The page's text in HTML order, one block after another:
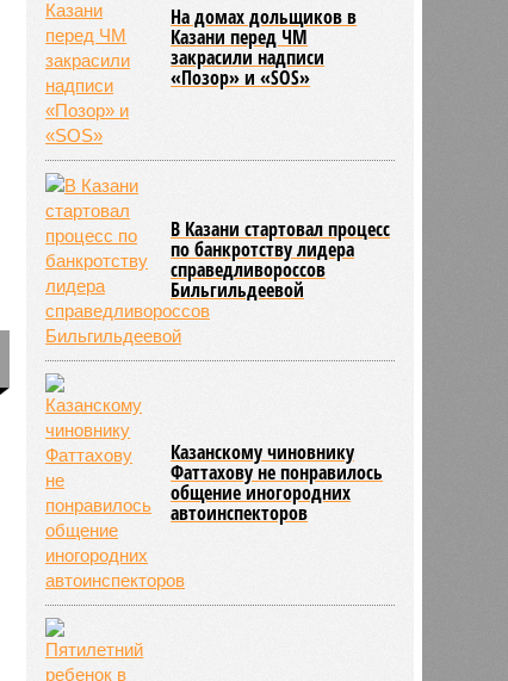
На домах дольщиков в
Казани перед ЧМ
закрасили надписи
«Позор» и «SOS»
В Казани стартовал процесс
по банкротству лидера
справедливороссов
Бильгильдеевой
Казанскому чиновнику
Фаттахову не понравилось
общение иногородних
автоинспекторов